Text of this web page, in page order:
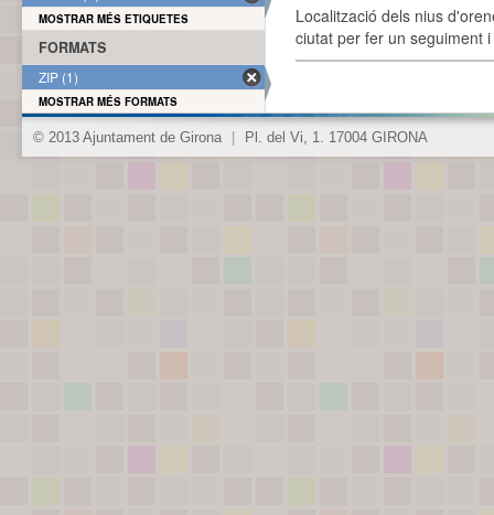
Localització dels nius
ciutat per fer un seguiment
MOSTRAR MÉS ETIQUETES
FORMATS
ZIP (1)
MOSTRAR MÉS FORMATS
© 2013 Ajuntament de Girona Pl. del Vi, 1. 17004 GIRONA